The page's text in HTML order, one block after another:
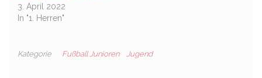
3. April 2022
In "1. Herren"
Kategorie Fußball Junioren Jugend